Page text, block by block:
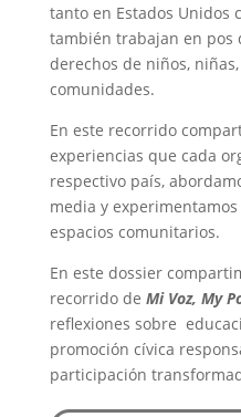
tanto en Estados Unidos
también trabajan en pos
derechos de niños,
comunidades.
En este recorrido
experiencias que cada
respectivo país,
media y
espacios comunitarios.
En este dossier
recorrido de Mi Voz, My
reflexiones sobre
promoción cívica
participación